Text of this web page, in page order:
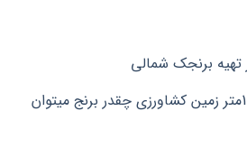
تهیه برنجک شمالی
هر 1000متر زمین کشاورزی چقدر برنج میتوان